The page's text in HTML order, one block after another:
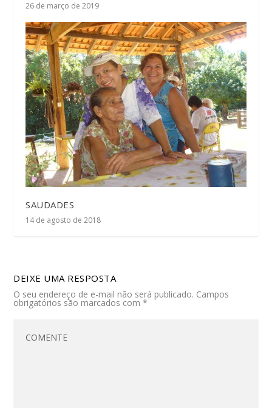
26 de março de 2019
SAUDADES
14 de agosto de 2018
DEIXE UMA RESPOSTA
O seu endereço de e-mail não será publicado. Campos
obrigatórios são marcados com*